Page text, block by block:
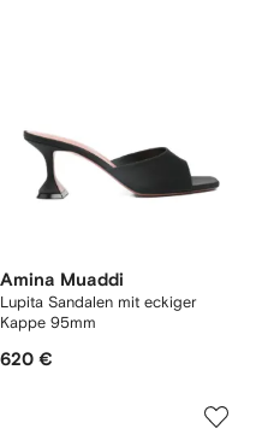
Amina Muaddi
Lupita Sandalen mit eckiger
Kappe 95mm
620 €